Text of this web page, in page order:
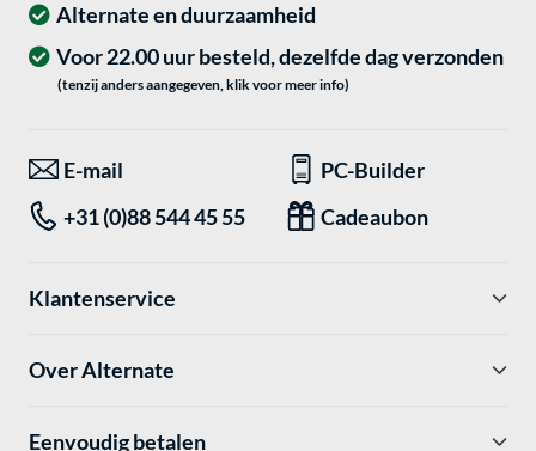
Alternate en duurzaamheid
Voor 22.00 uur besteld, dezelfde dag verzonden
(tenzij anders aangegeven, klik voor meer info)
E-mail
PC-Builder
+31 (0)88 544 45 55
Cadeaubon
Klantenservice
Over Alternate
Eenvoudig betalen